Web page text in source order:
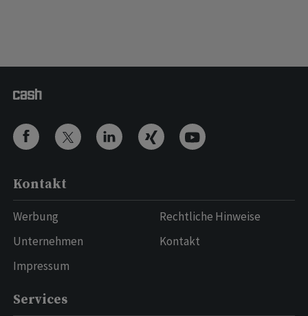
Kontakt
Werbung
Unternehmen
Impressum
Rechtliche Hinweise
Kontakt
Services